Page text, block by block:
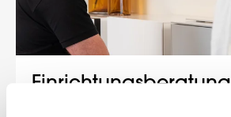
Einrichtungsberatung